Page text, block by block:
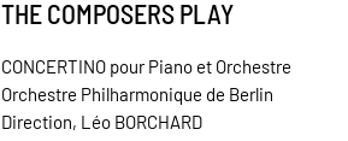
THE COMPOSERS PLAY
CONCERTINO pour Piano et Orchestre
Orchestre Philharmonique de Berlin
Direction, Léo BORCHARD